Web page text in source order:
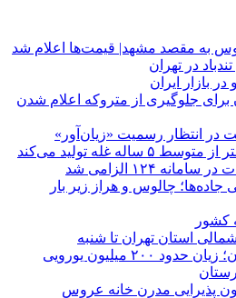
به مقصد مشهد| قیمت‌ها اعلام شد
در تهران
بازار ایران
برای جلوگیری از متروکه اعلام شدن
انتظار رسمیت «زیان‌آور»
غله تولید می‌کند
۱۲۴ الزامی شد
چالوس و هراز زیر بار
کشور
شمالی استان تهران تا شنبه
پیامدهای تجاوز به ایران؛ زیان حدود ۲۰۰ میلیون یورویی
پذیرایی مدرن خانه عروس